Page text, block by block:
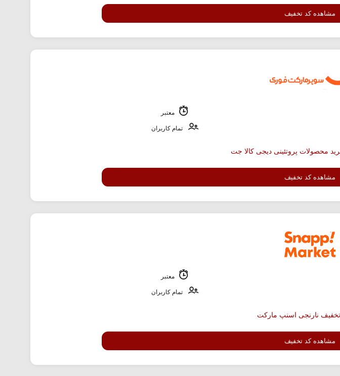
مشاهده کد تخفیف
معتبر
تمام کاربران
مشاهده کد تخفیف
معتبر
تمام کاربران
مشاهده کد تخفیف